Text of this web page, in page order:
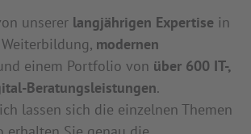
unserer langjährigen Expertise in
modernen
einem Portfolio von über 600 IT-,
Beratungsleistungen.
lassen sich die einzelnen Themen